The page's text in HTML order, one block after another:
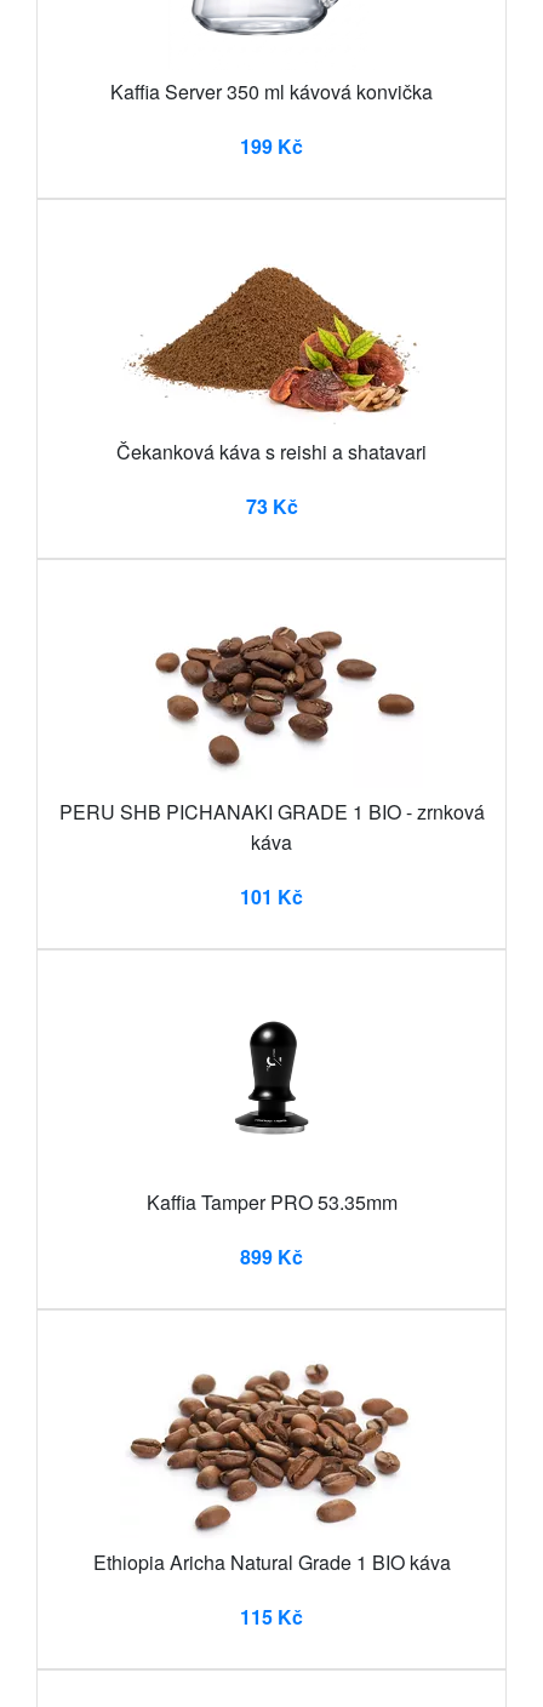
Kaffia Server 350 ml kávová konvička
199 Kč
Čekanková káva s reishi a shatavari
73 Kč
PERU SHB PICHANAKI GRADE 1 BIO - zrnková
káva
101 Kč
Kaffia Tamper PRO 53.35mm
899 Kč
Ethiopia Aricha Natural Grade 1 BIO káva
115 Kč